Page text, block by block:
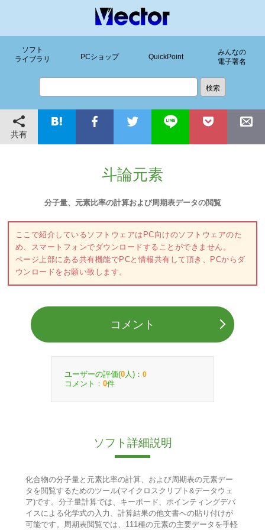
ソフト
ライブラリ
PCショップ QuickPoint
みんなの
電子署名
共有
斗論元素
分子量、元素比率の計算および周期表データの閲覧
ここで紹介しているソフトウェアはPC向けのソフトウェアのた
め、スマートフォンでダウンロードすることができません。
ページ上部にある共有機能でPCと情報共有して頂き、PCからダ
ウンロードをお願い致します。
コメント
ユーザーの評価(0 人)： 0
コメント： 0件
ソフト詳細説明
化合物の分子量と元素比率の計算、および周期表の元素デー
タを閲覧するためのツール(マイクロスクリプト&データウェ
ア)です。分子量計算では、キーボード、ポインティングデバ
イスによる化学式の入力、計算結果の他文書への貼り付けが
可能です。周期表閲覧では、111種の元素の主要データを手軽